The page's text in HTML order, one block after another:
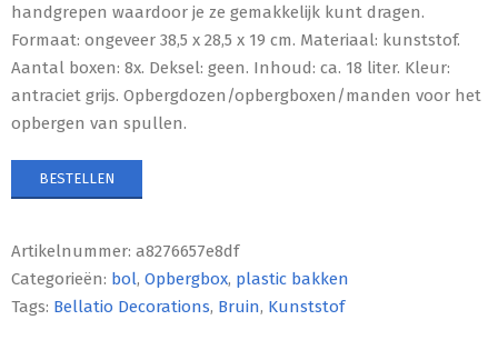
handgrepen waardoor je ze gemakkelijk kunt dragen.
Formaat: ongeveer 38,5 x 28,5 x 19 cm. Materiaal: kunststof.
Aantal boxen: 8x. Deksel: geen. Inhoud: ca. 18 liter. Kleur:
antraciet grijs. Opbergdozen/opbergboxen/manden voor het
opbergen van spullen.
BESTELLEN
Artikelnummer: a8276657e8df
Categorieën: bol, Opbergbox, plastic bakken
Tags: Bellatio Decorations, Bruin, Kunststof